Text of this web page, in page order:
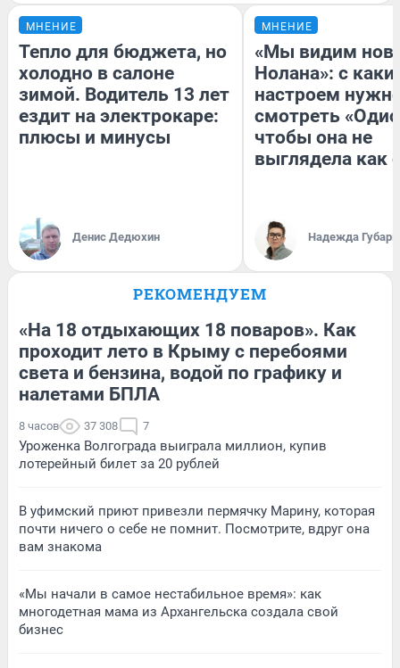
МНЕНИЕ
Тепло для бюджета, но
холодно в салоне
зимой. Водитель 13 лет
ездит на электрокаре:
плюсы и минусы
Денис Дедюхин
МНЕНИЕ
«Мы видим
Нолана»: с
настроем
смотреть
чтобы она не
выглядела как
Надежда Губарь
РЕКОМЕНДУЕМ
«На 18 отдыхающих 18 поваров». Как
проходит лето в Крыму с перебоями
света и бензина, водой по графику и
налетами БПЛА
8 часов 37 308 7
Уроженка Волгограда выиграла миллион, купив
лотерейный билет за 20 рублей
В уфимский приют привезли пермячку Марину, которая
почти ничего о себе не помнит. Посмотрите, вдруг она
вам знакома
«Мы начали в самое нестабильное время»: как
многодетная мама из Архангельска создала свой
бизнес